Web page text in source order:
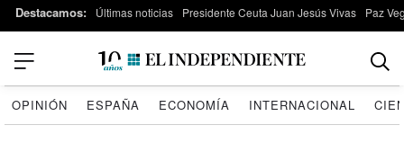
Destacamos: Últimas noticias Presidente Ceuta Juan Jesús Vivas Paz
OPINIÓN ESPAÑA ECONOMÍA INTERNACIONAL